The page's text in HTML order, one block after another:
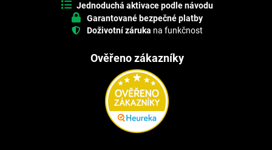
Jednoduchá aktivace podle návodu
Garantované bezpečné platby
Doživotní záruka na funkčnost
Ověřeno zákazníky